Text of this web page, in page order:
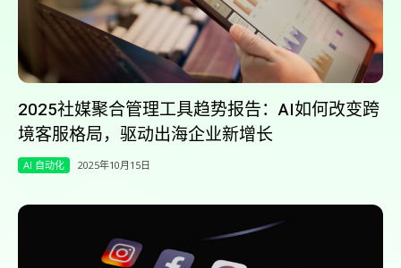
2025社媒聚合管理工具趋势报告：AI如何改变跨
境客服格局，驱动出海企业新增长
AI 自动化 2025年10月15日